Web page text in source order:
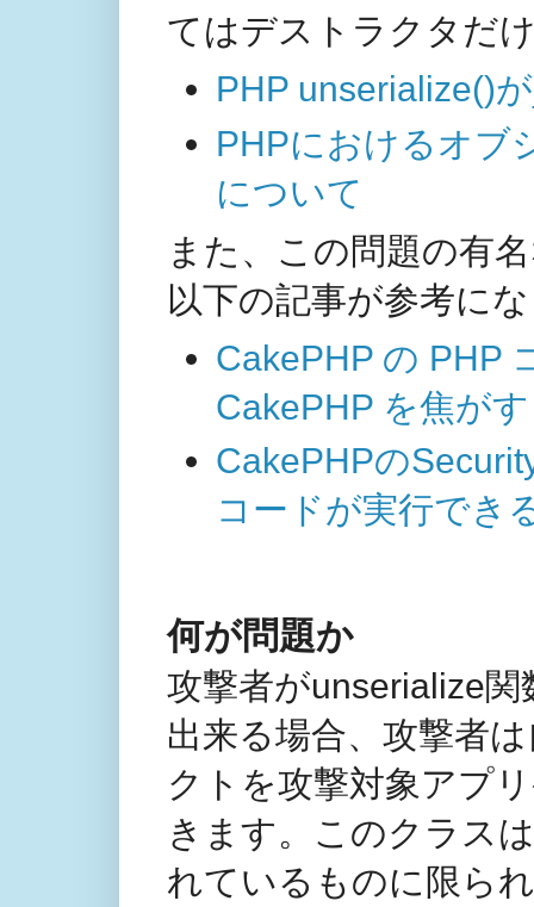
てはデストラクタだ
PHP unserialize()
PHPにおけるオブ
について
また、この問題の有
以下の記事が参考に
CakePHP の PHP
CakePHP を焦がす
CakePHPの
コードが実行でき
何が問題か
攻撃者がunserialize
出来る場合、攻撃者
クトを攻撃対象アプ
きます。このクラス
れているものに限ら